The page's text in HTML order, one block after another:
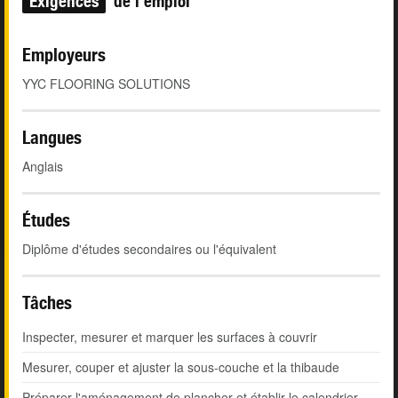
Employeurs
YYC FLOORING SOLUTIONS
Langues
Anglais
Études
Diplôme d'études secondaires ou l'équivalent
Tâches
Inspecter, mesurer et marquer les surfaces à couvrir
Mesurer, couper et ajuster la sous-couche et la thibaude